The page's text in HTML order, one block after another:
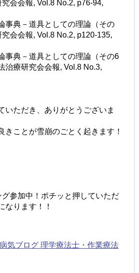
会会報, Vol.8 No.2, p76-94,
事典－道具としての理論（その
会会報, Vol.8 No.2, p120-135,
事典－道具としての理論（その6
療研究会会報, Vol.8 No.3,
いただき、ありがとうございま
きことが雪崩のごとく起きます！
参加中！ポチッと押していただ
なります！！